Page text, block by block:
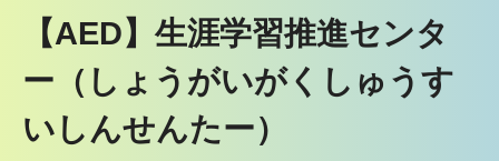
【AED】生涯学習推進センタ
ー（しょうがいがくしゅうす
いしんせんたー）